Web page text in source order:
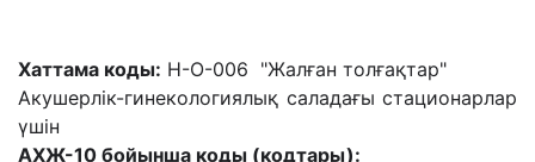
Хаттама коды: H-O-006 "Жалған толғақтар"
Акушерлік-гинекологиялық саладағы стационарлар
үшін
АХЖ-10 бойынша коды (кодтары):